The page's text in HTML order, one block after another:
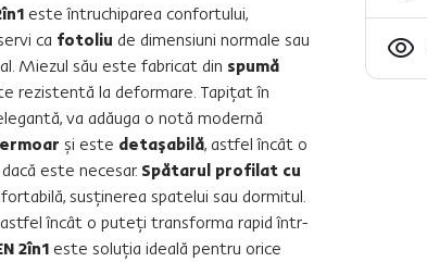
este întruchiparea confortului,
ca fotoliu de dimensiuni normale sau
Miezul său este fabricat din spumă
rezistentă la deformare. Tapiţat în
va adăuga o notă modernă
şi este detaşabilă, astfel încât o
dacă este necesar. Spătarul profilat cu
susţinerea spatelui sau dormitul.
încât o puteţi transforma rapid într-
2în1este soluţia ideală pentru orice